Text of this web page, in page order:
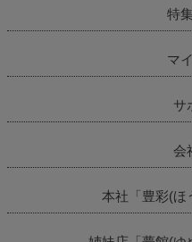
特
マ
サ
会
本社「豊彩(ほ